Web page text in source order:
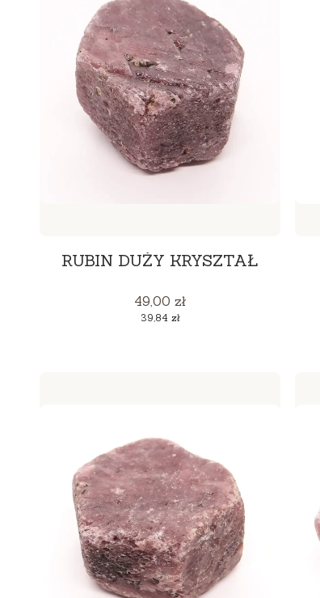
RUBIN DUŻY KRYSZTAŁ
Cena
49,00 zł
Cena
39,84 zł